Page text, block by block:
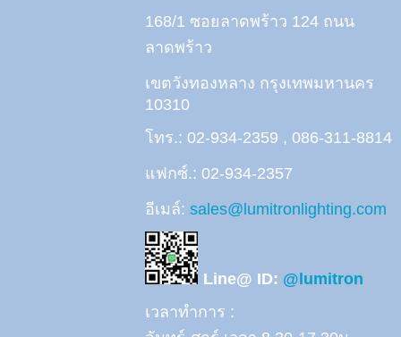
168/1 ซอยลาดพร้าว 124 ถนน
ลาดพร้าว
เขตวังทองหลาง กรุงเทพมหานคร
10310
โทร.: 02-934-2359 , 086-311-8814
แฟกซ์.: 02-934-2357
อีเมล์: sales@lumitronlighting.com
Line@ ID: @lumitron
เวลาทำการ :